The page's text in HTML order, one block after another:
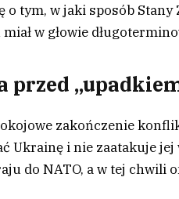
o tym, w jaki sposób
w głowie
przed
zakończenie
Ukrainę i nie zaatakuje
do NATO, a w tej chwili